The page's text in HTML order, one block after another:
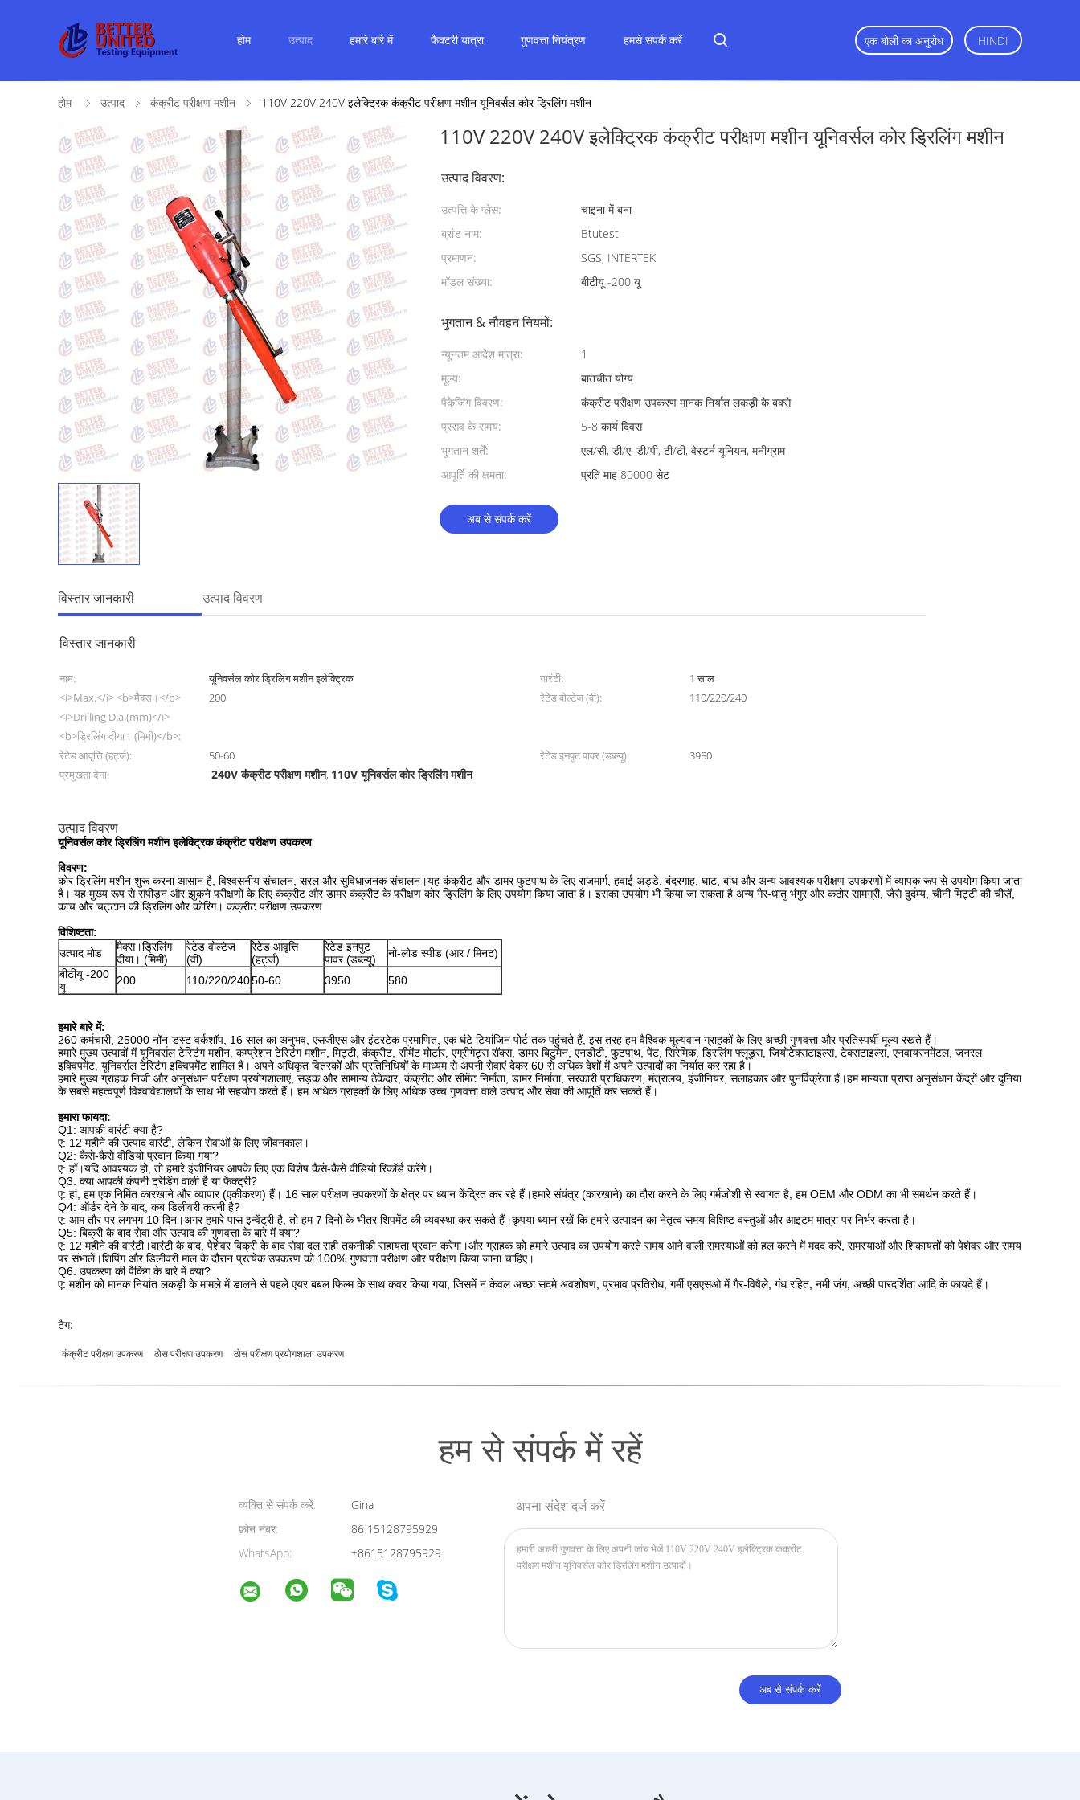
होम उत्पाद हमारे बारे में फैक्टरी यात्रा गुणवत्ता नियंत्रण हमसे संपर्क करें एक बोली का अनुरोध HINDI
होम उत्पाद कंक्रीट परीक्षण मशीन 110V 220V 240V इलेक्ट्रिक कंक्रीट परीक्षण मशीन यूनिवर्सल कोर ड्रिलिंग मशीन
110V 220V 240V इलेक्ट्रिक कंक्रीट परीक्षण मशीन यूनिवर्सल कोर ड्रिलिंग मशीन
उत्पाद विवरण:
उत्पत्ति के प्लेस:
चाइना में बना
ब्रांड नाम:
Btutest
प्रमाणन:
SGS, INTERTEK
मॉडल संख्या:
बीटीयू -200 यू
भुगतान & नौवहन नियमों:
न्यूनतम आदेश मात्रा:
1
मूल्य:
बातचीत योग्य
पैकेजिंग विवरण:
कंक्रीट परीक्षण उपकरण मानक निर्यात लकड़ी के बक्से
प्रसव के समय:
5-8 कार्य दिवस
भुगतान शर्तें:
एल/सी, डी/ए, डी/पी, टी/टी, वेस्टर्न यूनियन, मनीग्राम
आपूर्ति की क्षमता:
प्रति माह 80000 सेट
अब से संपर्क करें
विस्तार जानकारी उत्पाद विवरण
विस्तार जानकारी
नाम: यूनिवर्सल कोर ड्रिलिंग मशीन इलेक्ट्रिक गारंटी:
1 साल
<i>Max.</i> <b>मैक्स।</b>
<i>Drilling Dia.(mm)</i>
<b>ड्रिलिंग दीया। (मिमी)</b>:
200 रेटेड वोल्टेज (वी): 110/220/240
रेटेड आवृत्ति (हर्ट्ज): 50-60 रेटेड इनपुट पावर (डब्ल्यू):
3950
प्रमुखता देना:
240V कंक्रीट परीक्षण मशीन, 110V यूनिवर्सल कोर ड्रिलिंग मशीन
उत्पाद विवरण
यूनिवर्सल कोर ड्रिलिंग मशीन इलेक्ट्रिक कंक्रीट परीक्षण उपकरण
विवरण:
कोर ड्रिलिंग मशीन शुरू करना आसान है, विश्वसनीय संचालन, सरल और सुविधाजनक संचालन।यह कंक्रीट और डामर फुटपाथ के लिए राजमार्ग, हवाई अड्डे, बंदरगाह, घाट, बांध और अन्य आवश्यक परीक्षण उपकरणों में व्यापक रूप से उपयोग किया जाता
है। यह मुख्य रूप से संपीड़न और झुकने परीक्षणों के लिए कंक्रीट और डामर कंक्रीट के परीक्षण कोर ड्रिलिंग के लिए उपयोग किया जाता है। इसका उपयोग भी किया जा सकता है अन्य गैर-धातु भंगुर और कठोर सामग्री, जैसे दुर्दम्य, चीनी मिट्टी की चीज़ें,
कांच और चट्टान की ड्रिलिंग और कोरिंग। कंक्रीट परीक्षण उपकरण
विशिष्टता:
उत्पाद मोड
मैक्स।ड्रिलिंग
दीया। (मिमी)
रेटेड वोल्टेज
(वी)
रेटेड आवृत्ति
(हर्ट्ज)
रेटेड इनपुट
पावर (डब्ल्यू)
नो-लोड स्पीड (आर / मिनट)
बीटीयू -200
यू
200 110/220/24050-60 3950 580
हमारे बारे में:
260 कर्मचारी, 25000 नॉन-डस्ट वर्कशॉप, 16 साल का अनुभव, एसजीएस और इंटरटेक प्रमाणित, एक घंटे टियांजिन पोर्ट तक पहुंचते हैं, इस तरह हम वैश्विक मूल्यवान ग्राहकों के लिए अच्छी गुणवत्ता और प्रतिस्पर्धी मूल्य रखते हैं।
हमारे मुख्य उत्पादों में यूनिवर्सल टेस्टिंग मशीन, कम्प्रेशन टेस्टिंग मशीन, मिट्टी, कंक्रीट, सीमेंट मोर्टार, एग्रीगेट्स रॉक्स, डामर बिटुमेन, एनडीटी, फुटपाथ, पेंट, सिरेमिक, ड्रिलिंग फ्लूड्स, जियोटेक्सटाइल्स, टेक्सटाइल्स, एनवायरनमेंटल, जनरल
इक्विपमेंट, यूनिवर्सल टेस्टिंग इक्विपमेंट शामिल हैं। अपने अधिकृत वितरकों और प्रतिनिधियों के माध्यम से अपनी सेवाएं देकर 60 से अधिक देशों में अपने उत्पादों का निर्यात कर रहा है।
हमारे मुख्य ग्राहक निजी और अनुसंधान परीक्षण प्रयोगशालाएं, सड़क और सामान्य ठेकेदार, कंक्रीट और सीमेंट निर्माता, डामर निर्माता, सरकारी प्राधिकरण, मंत्रालय, इंजीनियर, सलाहकार और पुनर्विक्रेता हैं।हम मान्यता प्राप्त अनुसंधान केंद्रों और दुनिया
के सबसे महत्वपूर्ण विश्वविद्यालयों के साथ भी सहयोग करते हैं। हम अधिक ग्राहकों के लिए अधिक उच्च गुणवत्ता वाले उत्पाद और सेवा की आपूर्ति कर सकते हैं।
हमारा फायदा:
Q1: आपकी वारंटी क्या है?
ए: 12 महीने की उत्पाद वारंटी, लेकिन सेवाओं के लिए जीवनकाल।
Q2: कैसे-कैसे वीडियो प्रदान किया गया?
ए: हाँ।यदि आवश्यक हो, तो हमारे इंजीनियर आपके लिए एक विशेष कैसे-कैसे वीडियो रिकॉर्ड करेंगे।
Q3: क्या आपकी कंपनी ट्रेडिंग वाली है या फैक्ट्री?
ए: हां, हम एक निर्मित कारखाने और व्यापार (एकीकरण) हैं। 16 साल परीक्षण उपकरणों के क्षेत्र पर ध्यान केंद्रित कर रहे हैं।हमारे संयंत्र (कारखाने) का दौरा करने के लिए गर्मजोशी से स्वागत है, हम OEM और ODM का भी समर्थन करते हैं।
Q4: ऑर्डर देने के बाद, कब डिलीवरी करनी है?
ए: आम तौर पर लगभग 10 दिन।अगर हमारे पास इन्वेंट्री है, तो हम 7 दिनों के भीतर शिपमेंट की व्यवस्था कर सकते हैं।कृपया ध्यान रखें कि हमारे उत्पादन का नेतृत्व समय विशिष्ट वस्तुओं और आइटम मात्रा पर निर्भर करता है।
Q5: बिक्री के बाद सेवा और उत्पाद की गुणवत्ता के बारे में क्या?
ए: 12 महीने की वारंटी।वारंटी के बाद, पेशेवर बिक्री के बाद सेवा दल सही तकनीकी सहायता प्रदान करेगा।और ग्राहक को हमारे उत्पाद का उपयोग करते समय आने वाली समस्याओं को हल करने में मदद करें, समस्याओं और शिकायतों को पेशेवर और समय
पर संभालें।शिपिंग और डिलीवरी माल के दौरान प्रत्येक उपकरण को 100% गुणवत्ता परीक्षण और परीक्षण किया जाना चाहिए।
Q6: उपकरण की पैकिंग के बारे में क्या?
ए: मशीन को मानक निर्यात लकड़ी के मामले में डालने से पहले एयर बबल फिल्म के साथ कवर किया गया, जिसमें न केवल अच्छा सदमे अवशोषण, प्रभाव प्रतिरोध, गर्मी एसएसओ में गैर-विषैले, गंध रहित, नमी जंग, अच्छी पारदर्शिता आदि के फायदे हैं।
टैग:
कंक्रीट परीक्षण उपकरण ठोस परीक्षण उपकरण ठोस परीक्षण प्रयोगशाला उपकरण
हम से संपर्क में रहें
व्यक्ति से संपर्क करें:
Gina
फ़ोन नंबर:
86 15128795929
WhatsApp:
+8615128795929
अपना संदेश दर्ज करें